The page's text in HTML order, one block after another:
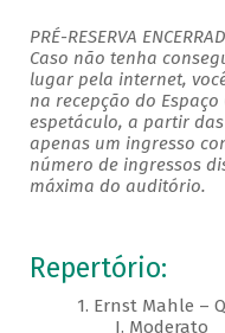
PRÉ-RESERVA
Caso não tenha
lugar pela internet,
na recepção do Espaço
espetáculo, a partir
apenas um ingresso
número de ingressos
máxima do auditório. ​
Repertório:
1. Ernst Mahle –
I. Moderato